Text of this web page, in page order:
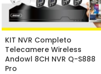
KIT NVR Completo
Telecamere Wireless
Andowl 8CH NVR Q-S888
Pro